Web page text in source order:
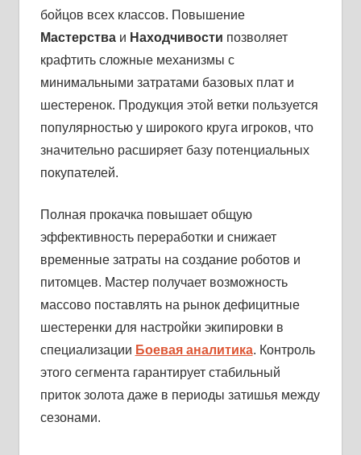
бойцов всех классов. Повышение
Мастерстваи Находчивости позволяет
крафтить сложные механизмы с
минимальными затратами базовых плат и
шестеренок. Продукция этой ветки пользуется
популярностью у широкого круга игроков, что
значительно расширяет базу потенциальных
покупателей.
Полная прокачка повышает общую
эффективность переработки и снижает
временные затраты на создание роботов и
питомцев. Мастер получает возможность
массово поставлять на рынок дефицитные
шестеренки для настройки экипировки в
специализации Боевая аналитика. Контроль
этого сегмента гарантирует стабильный
приток золота даже в периоды затишья между
сезонами.